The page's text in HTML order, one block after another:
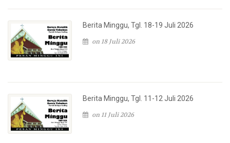
Berita Minggu, Tgl. 18-19 Juli 2026
on 18 Juli 2026
Berita Minggu, Tgl. 11-12 Juli 2026
on 11 Juli 2026